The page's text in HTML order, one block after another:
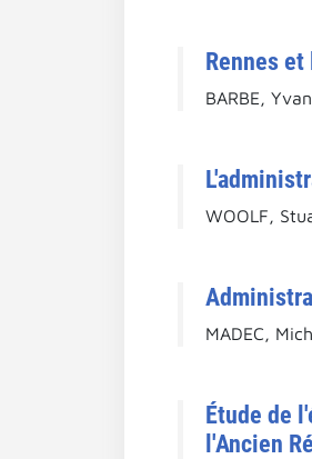
Rennes
BARBE,
WOOLF,
MADEC,
Étude de
l'Ancien